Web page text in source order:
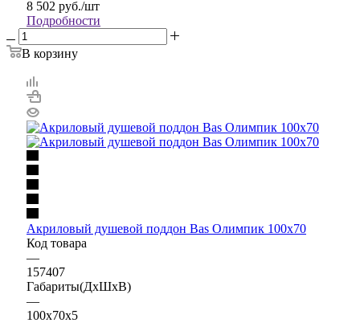
8 502 руб./шт
Подробности
В корзину
Акриловый душевой поддон Bas Олимпик 100х70
Код товара
—
157407
Габариты(ДхШхВ)
—
100x70x5